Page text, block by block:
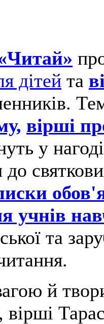
дітей та
вірші
у
до
учнів
та
й
вірші